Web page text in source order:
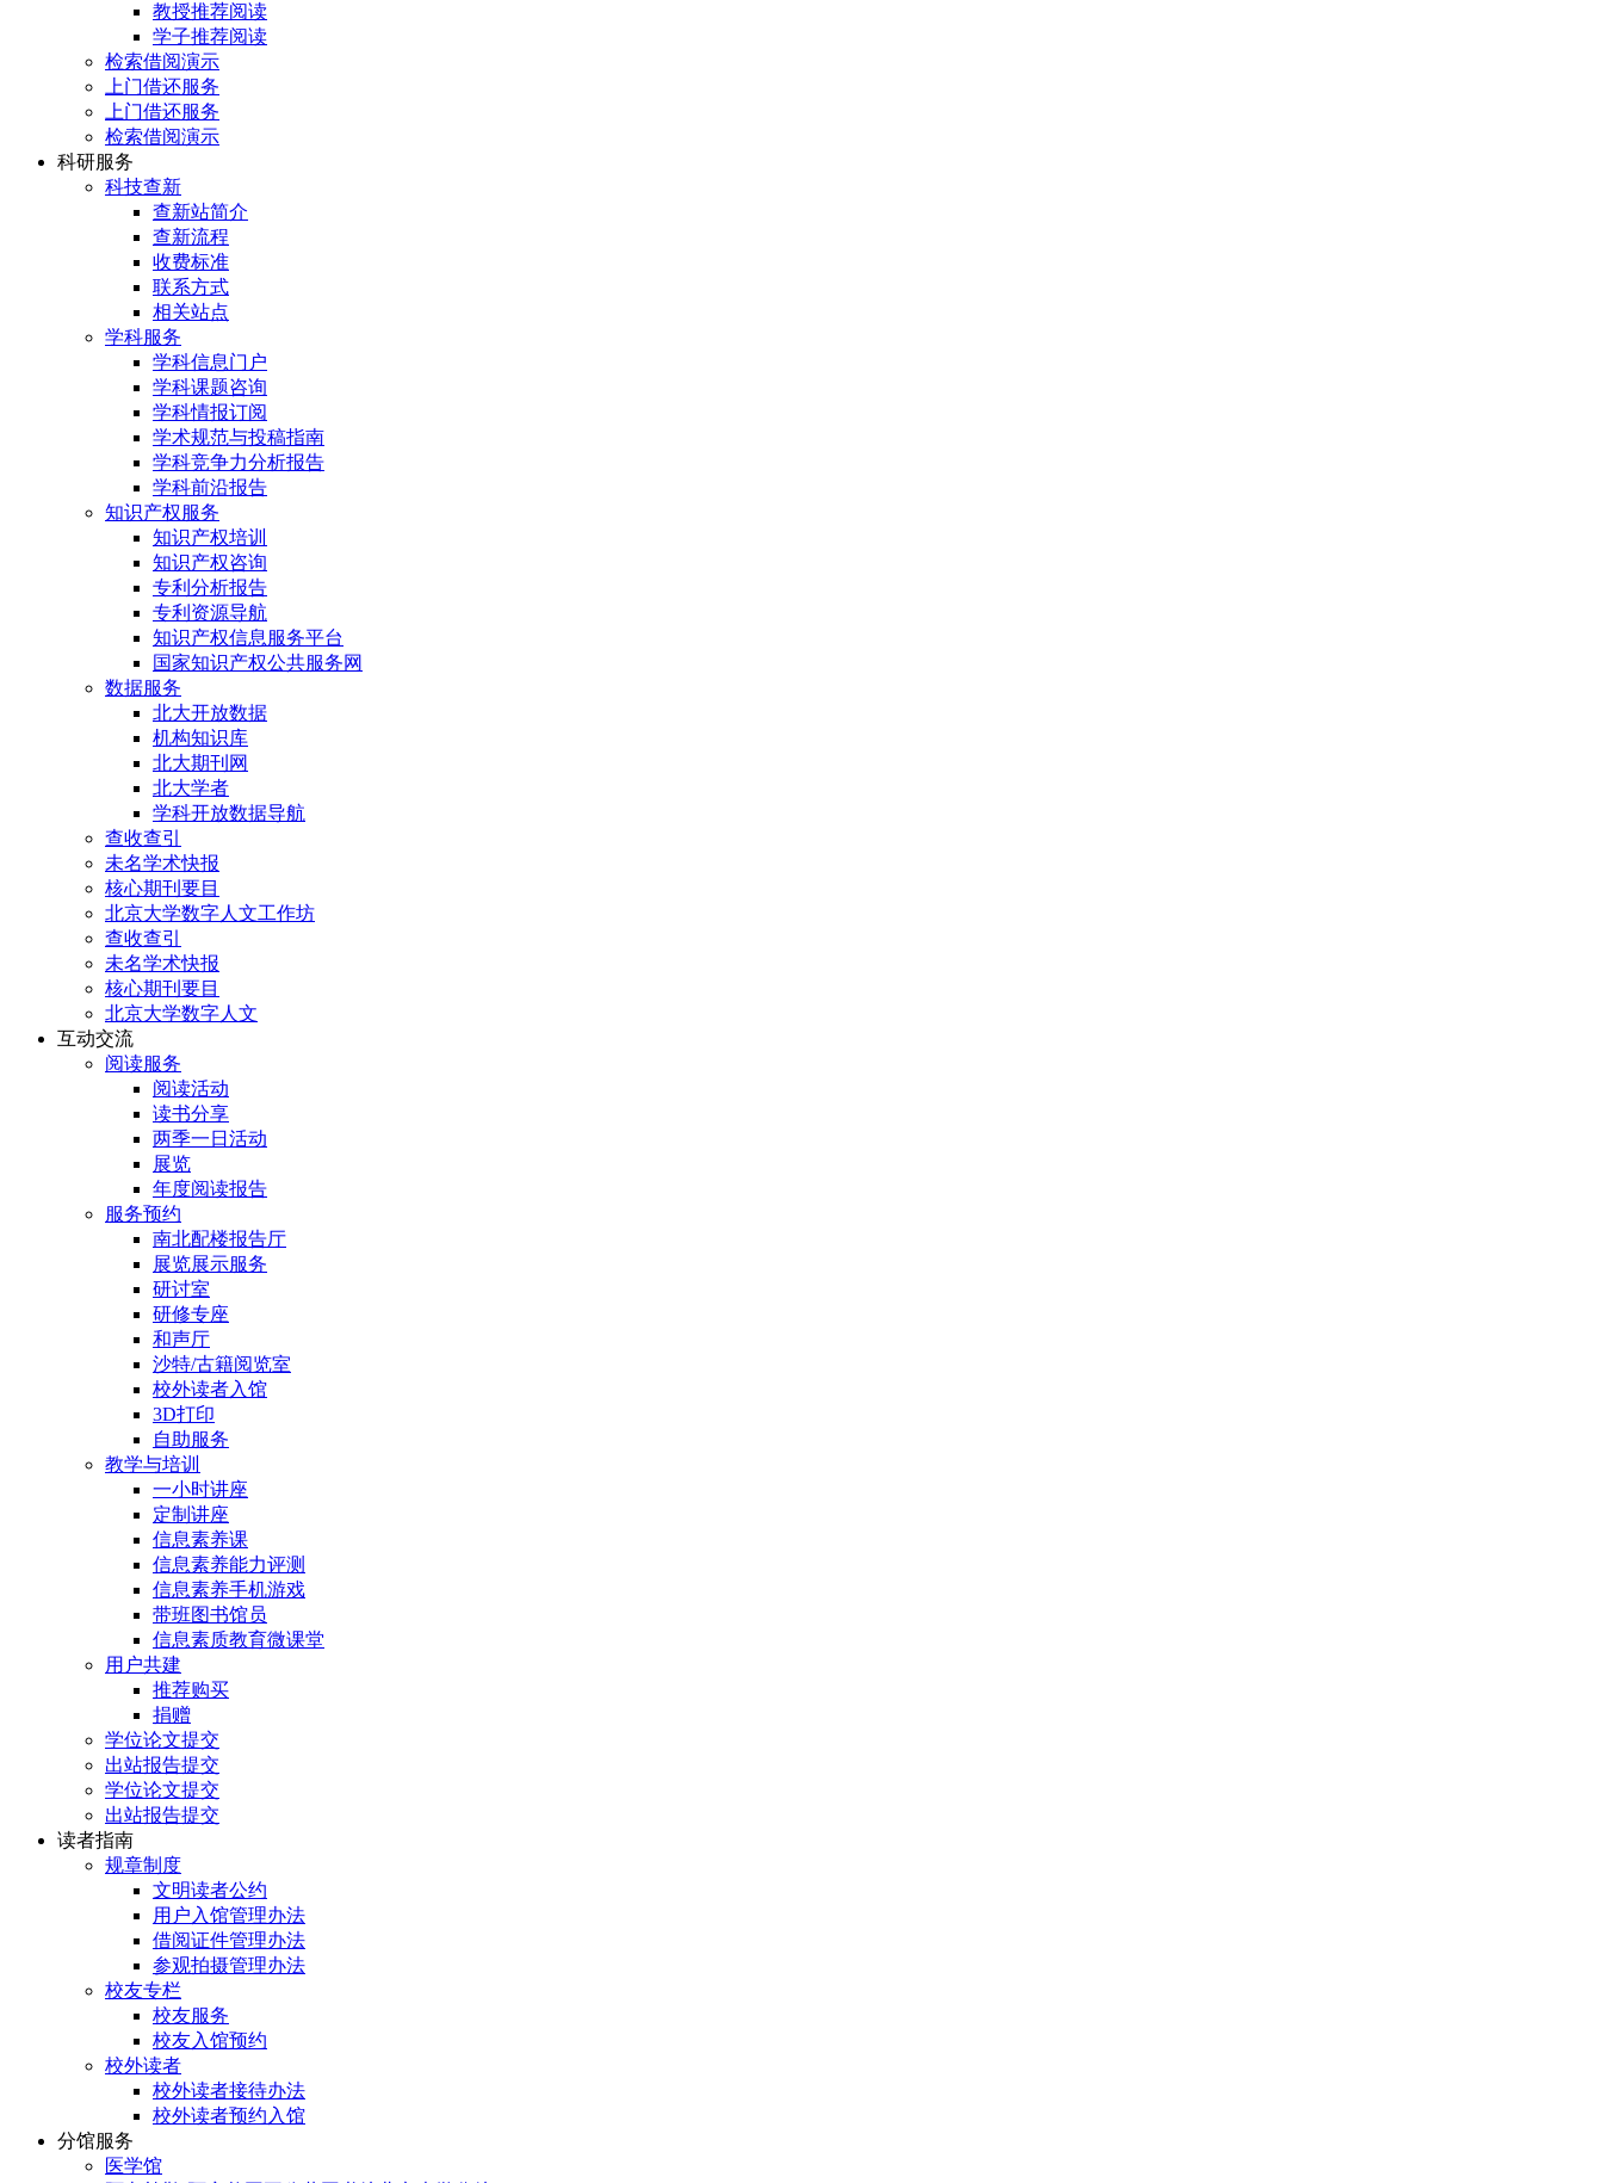
教授推荐阅读
学子推荐阅读
检索借阅演示
上门借还服务
上门借还服务
检索借阅演示
科研服务
科技查新
查新站简介
查新流程
收费标准
联系方式
相关站点
学科服务
学科信息门户
学科课题咨询
学科情报订阅
学术规范与投稿指南
学科竞争力分析报告
学科前沿报告
知识产权服务
知识产权培训
知识产权咨询
专利分析报告
专利资源导航
知识产权信息服务平台
国家知识产权公共服务网
数据服务
北大开放数据
机构知识库
北大期刊网
北大学者
学科开放数据导航
查收查引
未名学术快报
核心期刊要目
北京大学数字人文工作坊
查收查引
未名学术快报
核心期刊要目
北京大学数字人文
互动交流
阅读服务
阅读活动
读书分享
两季一日活动
展览
年度阅读报告
服务预约
南北配楼报告厅
展览展示服务
研讨室
研修专座
和声厅
沙特/古籍阅览室
校外读者入馆
3D打印
自助服务
教学与培训
一小时讲座
定制讲座
信息素养课
信息素养能力评测
信息素养手机游戏
带班图书馆员
信息素质教育微课堂
用户共建
推荐购买
捐赠
学位论文提交
出站报告提交
学位论文提交
出站报告提交
读者指南
规章制度
文明读者公约
用户入馆管理办法
借阅证件管理办法
参观拍摄管理办法
校友专栏
校友服务
校友入馆预约
校外读者
校外读者接待办法
校外读者预约入馆
分馆服务
医学馆